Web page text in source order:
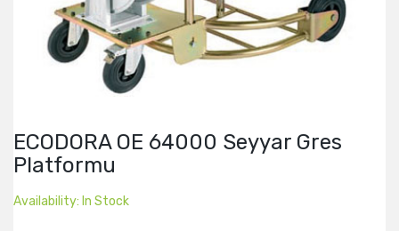
ECODORA OE 64000 Seyyar Gres
Platformu
Availability: In Stock